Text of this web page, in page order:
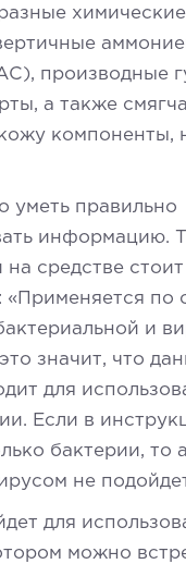
производные
а также
компоненты,
уметь правильно
информацию.
средстве стоит
«Применяется по
и
значит, что
для
Если в
бактерии, то
не
для
можно